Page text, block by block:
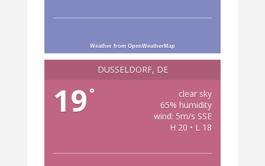
Weather from OpenWeatherMap
DÜSSELDORF, DE
19 °
clear sky
65% humidity
wind: 5m/s SSE
H 20 • L 18